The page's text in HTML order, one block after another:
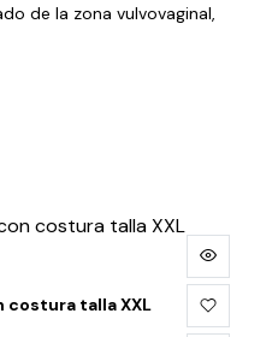
de la zona vulvovaginal,
costura talla XXL